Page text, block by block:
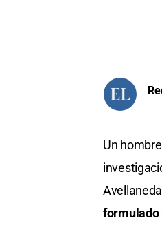
Un
formulado